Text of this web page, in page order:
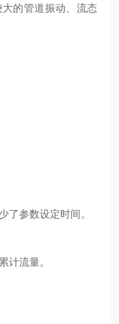
的管道振动、流态
了参数设定时间。
计流量。